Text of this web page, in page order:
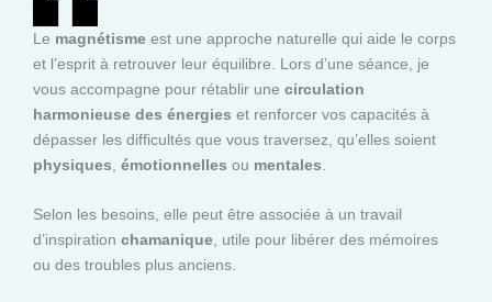
Le magnétisme est une approche naturelle qui aide le corps
et l’esprit à retrouver leur équilibre. Lors d’une séance, je
vous accompagne pour rétablir une circulation
harmonieuse des énergies et renforcer vos capacités à
dépasser les difficultés que vous traversez, qu’elles soient
physiques émotionnelles ou mentales
Selon les besoins, elle peut être associée à un travail
d’inspiration chamanique, utile pour libérer des mémoires
ou des troubles plus anciens.